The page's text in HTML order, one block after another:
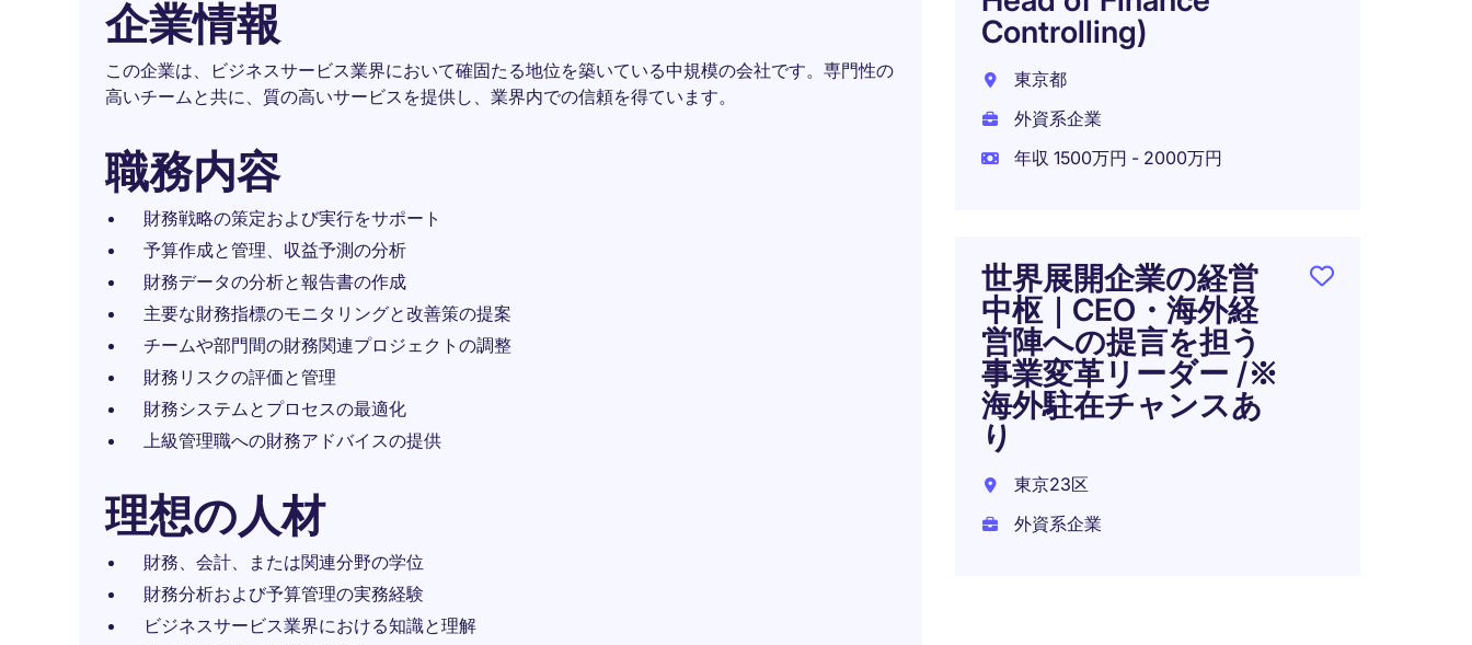
企業情報
この企業は、ビジネスサービス業界において確固たる地位を築いている中規模の会社です。専門性の
高いチームと共に、質の高いサービスを提供し、業界内での信頼を得ています。
職務内容
財務戦略の策定および実行をサポート
予算作成と管理、収益予測の分析
財務データの分析と報告書の作成
主要な財務指標のモニタリングと改善策の提案
チームや部門間の財務関連プロジェクトの調整
財務リスクの評価と管理
財務システムとプロセスの最適化
上級管理職への財務アドバイスの提供
理想の人材
財務、会計、または関連分野の学位
財務分析および予算管理の実務経験
ビジネスサービス業界における知識と理解
Controlling)
東京都
外資系企業
年収 1500万円 - 2000万円
世界展開企業の経営
中枢｜CEO・海外経
営陣への提言を担う
事業変革リーダー /※
海外駐在チャンスあ
り
東京23区
外資系企業